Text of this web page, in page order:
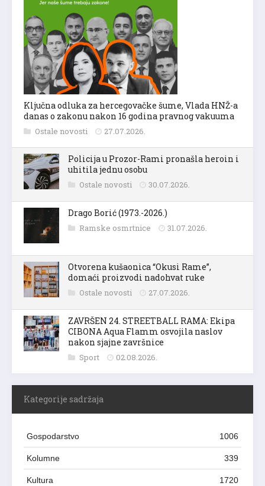
Ključna odluka za hercegovačke šume, Vlada HNŽ-a
danas o zakonu nakon 16 godina pravnog vakuuma
Ostale novosti 27.07.2026.
Policija u Prozor-Rami pronašla heroin i
uhitila jednu osobu
Ostale novosti 30.07.2026.
Drago Borić (1973.-2026.)
Ramske osmrtnice 31.07.2026.
Otvorena kušaonica “Okusi Rame”,
domaći proizvodi nadohvat ruke
Ostale novosti 27.07.2026.
ZAVRŠEN 24. STREETBALL RAMA: Ekipa
CIBONA Aqua Flamm osvojila naslov
nakon sjajne završnice
Sport 02.08.2026.
Kategorije sadržaja
Gospodarstvo 1006
Kolumne 339
Kultura 1720